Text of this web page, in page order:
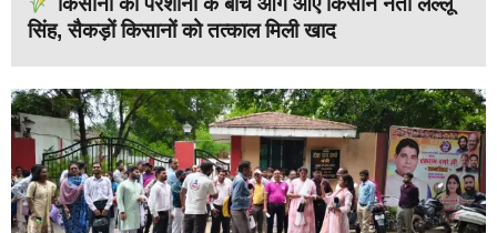
सिंह, सैकड़ों किसानों को तत्काल मिली खाद